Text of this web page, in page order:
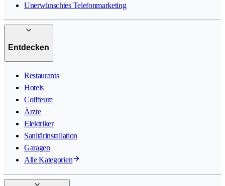
Unerwünschtes Telefonmarketing
Entdecken
Restaurants
Hotels
Coiffeure
Ärzte
Elektriker
Sanitärinstallation
Garagen
Alle Kategorien